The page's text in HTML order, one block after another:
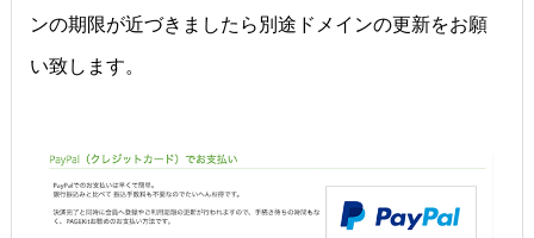
ンの期限が近づきましたら別途ドメインの更新をお願
い致します。